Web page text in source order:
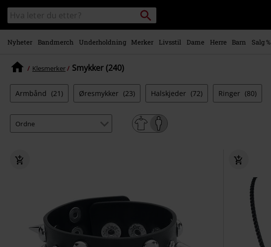
Skipp til
hovedinnhold
Søk
i
katalogen
Søk
Nyheter Bandmerch Underholdning Merker Livsstil Dame Herre Barn Salg %
Klesmerker Smykker (240)
Armbånd (21) Øresmykker (23) Halskjeder (72) Ringer (80)